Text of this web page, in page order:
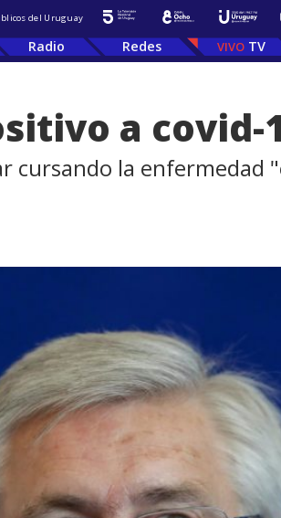
del Uruguay
Radio Redes TV
a covid-
cursando la enfermedad